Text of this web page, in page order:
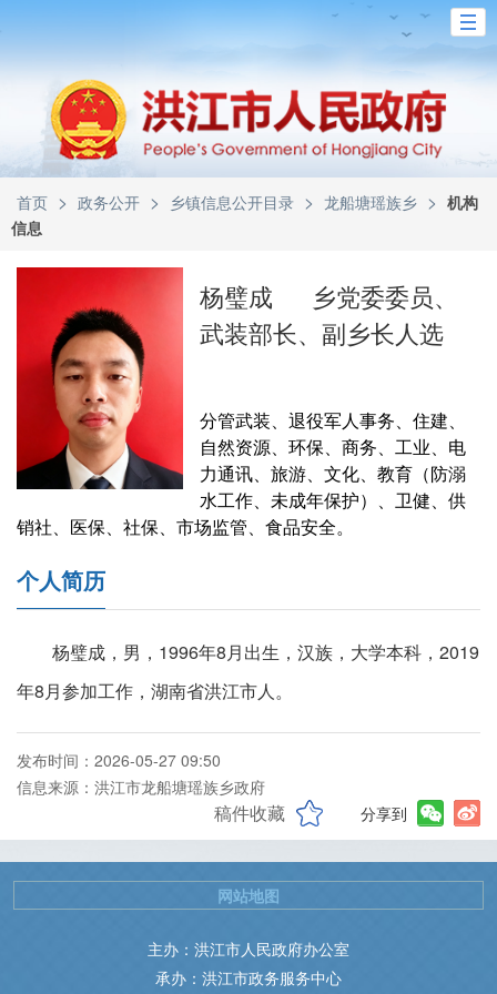
首页 > 政务公开 > 乡镇信息公开目录 > 龙船塘瑶族乡 > 机构
信息
杨璧成
乡党委委员、
武装部长、副乡长人选
分管武装、退役军人事务、住建、
自然资源、环保、商务、工业、电
力通讯、旅游、文化、教育（防溺
水工作、未成年保护）、卫健、供
销社、医保、社保、市场监管、食品安全。
个人简历
杨璧成，男，1996年8月出生，汉族，大学本科，2019
年8月参加工作，湖南省洪江市人。
发布时间：2026-05-27 09:50
信息来源：洪江市龙船塘瑶族乡政府
稿件收藏 分享到
主办：洪江市人民政府办公室
承办：洪江市政务服务中心
网站地图